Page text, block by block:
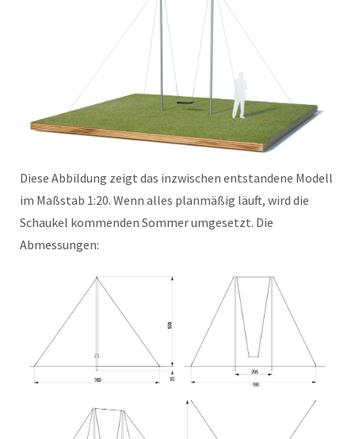
Diese Abbildung zeigt das inzwischen entstandene Modell
im Maßstab 1:20. Wenn alles planmäßig läuft, wird die
Schaukel kommenden Sommer umgesetzt. Die
Abmessungen: